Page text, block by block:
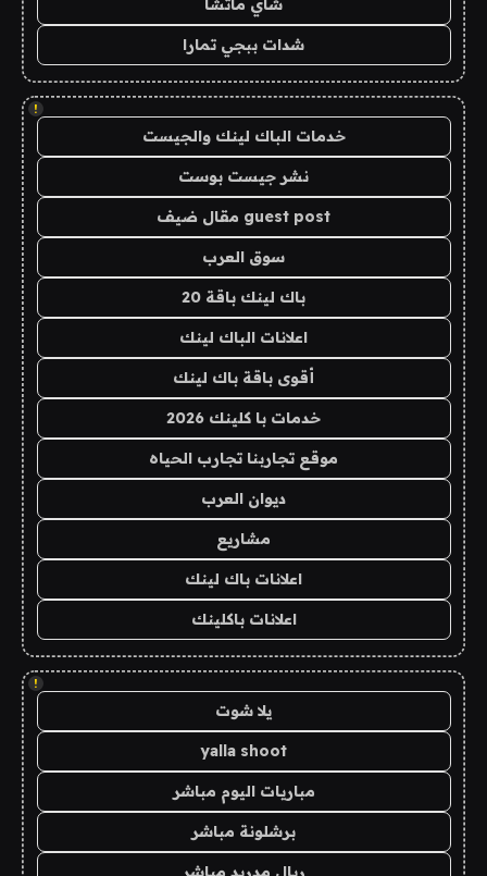
شاي ماتشا
شدات ببجي تمارا
!
خدمات الباك لينك والجيست
نشر جيست بوست
guest post مقال ضيف
سوق العرب
باك لينك باقة 20
اعلانات الباك لينك
أقوى باقة باك لينك
خدمات با كلينك 2026
موقع تجاربنا تجارب الحياه
ديوان العرب
مشاريع
اعلانات باك لينك
اعلانات باكلينك
!
يلا شوت
yalla shoot
مباريات اليوم مباشر
برشلونة مباشر